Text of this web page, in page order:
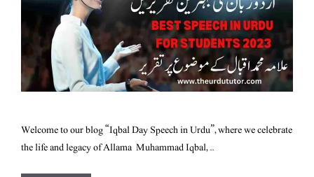
Welcome to our blog “Iqbal Day Speech in Urdu”, where we celebrate
the life and legacy of Allama Muhammad Iqbal, …